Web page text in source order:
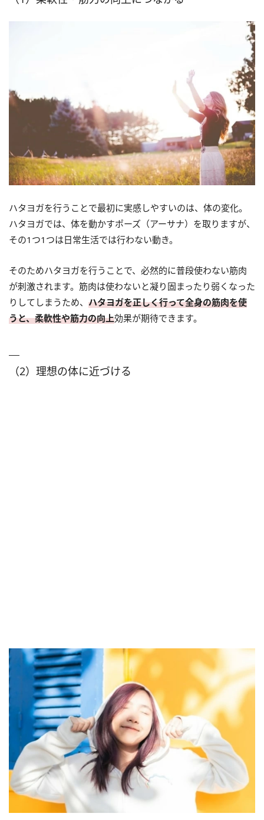
ハタヨガを行うことで最初に実感しやすいのは、体の変化。
ハタヨガでは、体を動かすポーズ（アーサナ）を取りますが、
その1つ1つは日常生活では行わない動き。
そのためハタヨガを行うことで、必然的に普段使わない筋肉
が刺激されます。筋肉は使わないと凝り固まったり弱くなった
りしてしまうため、 ハタヨガを正しく行って全身の筋肉を使
うと、柔軟性や筋力の向上効果が期待できます。
（2）理想の体に近づける